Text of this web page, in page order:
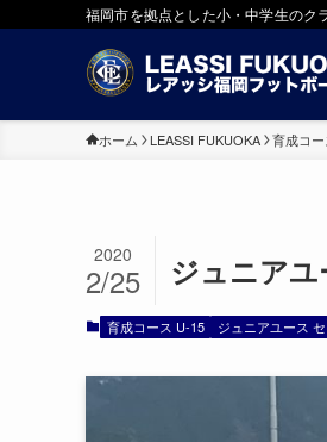
福岡市を拠点とした小・中学生のク
ホーム LEASSI FUKUOKA 育成コ
ジュニア
2020
2/25
育成コース U-15 ジュニアユース